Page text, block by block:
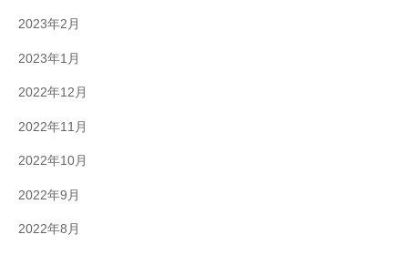
2023年2月
2023年1月
2022年12月
2022年11月
2022年10月
2022年9月
2022年8月